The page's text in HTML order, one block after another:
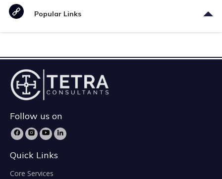
Popular Links
Follow us on
Quick Links
Core Services